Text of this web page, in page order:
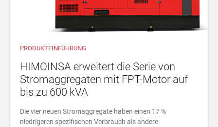
PRODUKTEINFÜHRUNG
HIMOINSA erweitert die Serie von
Stromaggregaten mit FPT-Motor auf
bis zu 600 kVA
Die vier neuen Stromaggregate haben einen 17 %
niedrigeren spezifischen Verbrauch als andere